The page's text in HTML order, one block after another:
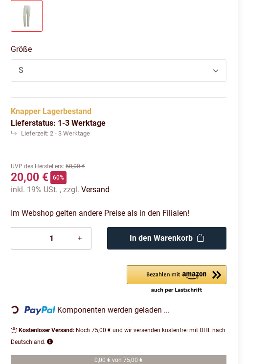
Größe
S
Knapper Lagerbestand
Lieferstatus: 1-3 Werktage
Lieferzeit:2 - 3 Werktage
UVP des Herstellers:50,00 €
20,00 € 60%
inkl. 19% USt. , zzgl.Versand
Im Webshop gelten andere Preise als in den Filialen!
In den Warenkorb
Loading... Komponenten werden geladen ...
Kostenloser Versand: Noch 75,00 € und wir versenden kostenfrei mit DHL nach
Deutschland.
0,00 € von 75,00 €